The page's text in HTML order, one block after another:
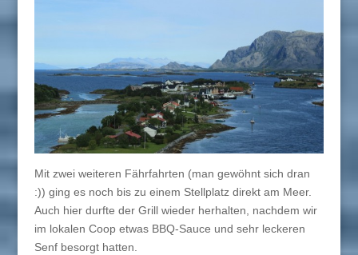
Mit zwei weiteren Fährfahrten (man gewöhnt sich dran
:)) ging es noch bis zu einem Stellplatz direkt am Meer.
Auch hier durfte der Grill wieder herhalten, nachdem wir
im lokalen Coop etwas BBQ-Sauce und sehr leckeren
Senf besorgt hatten.